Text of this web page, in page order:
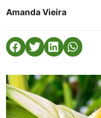
Amanda Vieira